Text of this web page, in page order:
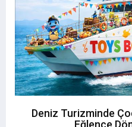
Deniz Turizminde
Eğlence